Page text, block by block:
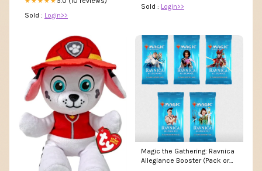
Sold : Login>>
Sold : Login>>
Magic the Gathering: Ravnica
Allegiance Booster (Pack or